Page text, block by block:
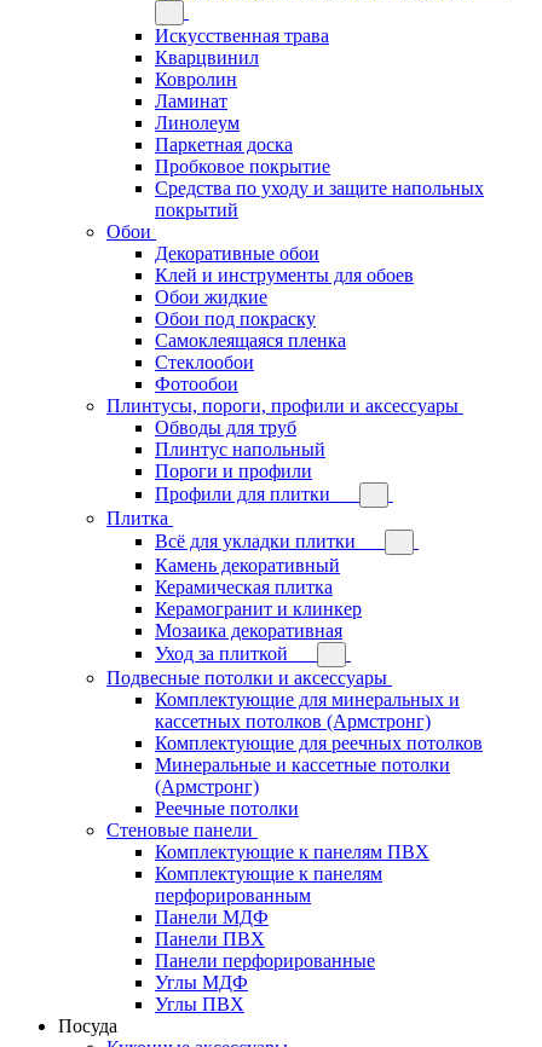
Искусственная трава
Кварцвинил
Ковролин
Ламинат
Линолеум
Паркетная доска
Пробковое покрытие
Средства по уходу и защите напольных
покрытий
Обои
Декоративные обои
Клей и инструменты для обоев
Обои жидкие
Обои под покраску
Самоклеящаяся пленка
Стеклообои
Фотообои
Плинтусы, пороги, профили и аксессуары
Обводы для труб
Плинтус напольный
Пороги и профили
Профили для плитки
Плитка
Всё для укладки плитки
Камень декоративный
Керамическая плитка
Керамогранит и клинкер
Мозаика декоративная
Уход за плиткой
Подвесные потолки и аксессуары
Комплектующие для минеральных и
кассетных потолков (Армстронг)
Комплектующие для реечных потолков
Минеральные и кассетные потолки
(Армстронг)
Реечные потолки
Стеновые панели
Комплектующие к панелям ПВХ
Комплектующие к панелям
перфорированным
Панели МДФ
Панели ПВХ
Панели перфорированные
Углы МДФ
Углы ПВХ
Посуда